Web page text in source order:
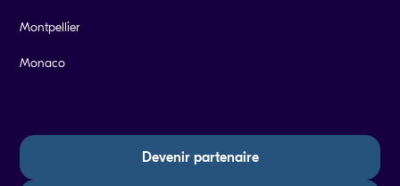
Montpellier
Monaco
Devenir partenaire